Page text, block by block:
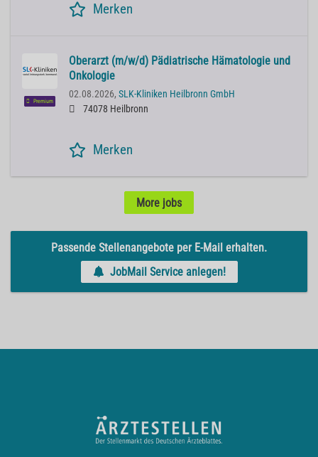
Merken
Premium
Oberarzt (m/w/d) Pädiatrische Hämatologie und
Onkologie
02.08.2026, SLK-Kliniken Heilbronn GmbH
74078 Heilbronn
Merken
More jobs
Passende Stellenangebote per E-Mail erhalten.
JobMail Service anlegen!